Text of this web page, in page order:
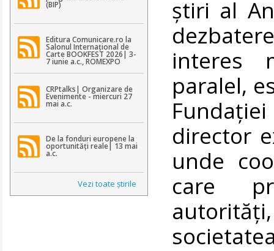
(BIP)
Editura Comunicare.ro la
Salonul Internațional de
Carte BOOKFEST 2026| 3-
7 iunie a.c., ROMEXPO
CRPtalks| Organizare de
Evenimente - miercuri 27
mai a.c.
De la fonduri europene la
oportunități reale| 13 mai
a.c.
Vezi toate ştirile
știri al
interes
paralel,
director
unde
care